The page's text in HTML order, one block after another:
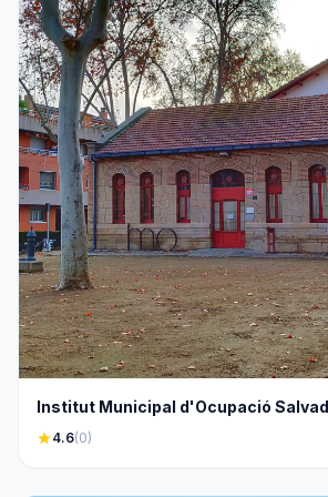
Institut Municipal d'Ocupació
star4.6(0)